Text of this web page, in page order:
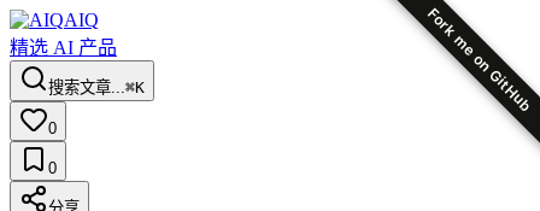
Fork me on GitHub
AIQ
精选 AI 产品
搜索文章...⌘K
0
0